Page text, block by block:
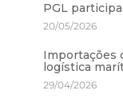
PGL
20/05/2026
Importações
logística
29/04/2026